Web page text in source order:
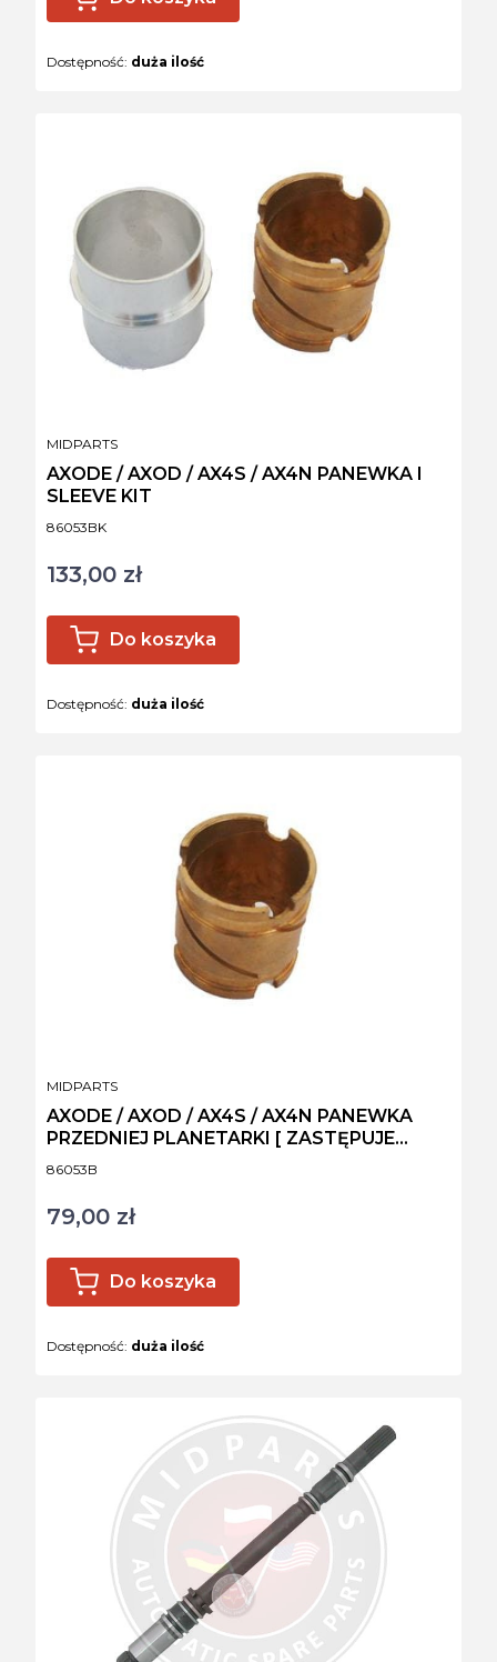
Dostępność: duża ilość
Kod produktu
86053BK
AXODE / AXOD / AX4S / AX4N PANEWKA I
SLEEVE KIT
PRODUCENT
MIDPARTS
Cena
133,00 zł
Do koszyka
Dostępność: duża ilość
Kod produktu
86053B
AXODE / AXOD / AX4S / AX4N PANEWKA
PRZEDNIEJ PLANETARKI [ ZASTĘPUJE
ŁOŻYSKO]
PRODUCENT
MIDPARTS
Cena
79,00 zł
Do koszyka
Dostępność: duża ilość